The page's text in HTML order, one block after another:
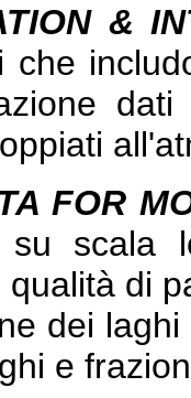
&
che
FOR
su scala
di
dei
e